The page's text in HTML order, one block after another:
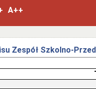
A++
Zespół Szkolno-